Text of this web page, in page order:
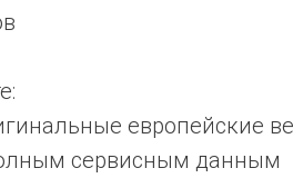
европейские
сервисным данным